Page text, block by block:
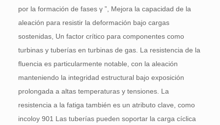
por la formación de fases γ ”, Mejora la capacidad de la
aleación para resistir la deformación bajo cargas
sostenidas, Un factor crítico para componentes como
turbinas y tuberías en turbinas de gas. La resistencia de la
fluencia es particularmente notable, con la aleación
manteniendo la integridad estructural bajo exposición
prolongada a altas temperaturas y tensiones. La
resistencia a la fatiga también es un atributo clave, como
incoloy 901 Las tuberías pueden soportar la carga cíclica